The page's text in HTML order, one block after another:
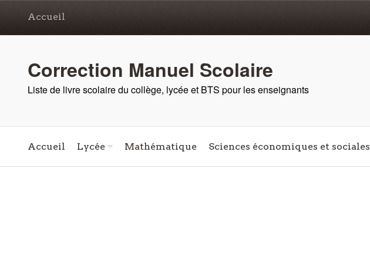
Accueil
Correction Manuel Scolaire
Liste de livre scolaire du collège, lycée et BTS pour les enseignants
Accueil Lycée Mathématique Sciences économiques et sociales